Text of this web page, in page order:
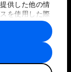
供した他の情
を使用した際
され、各パー
とがありま
約